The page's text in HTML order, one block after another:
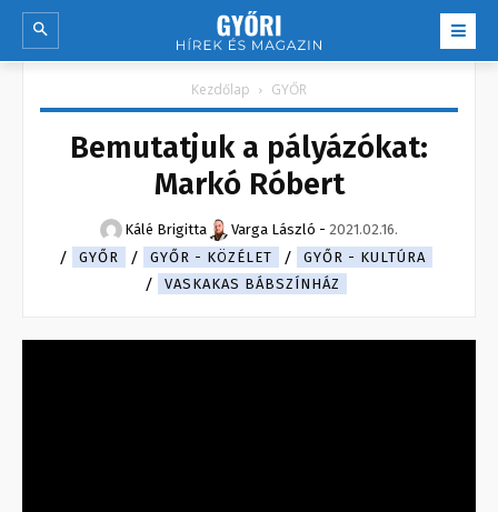
Kezdőlap GYŐR
Bemutatjuk a pályázókat:
Markó Róbert
Kálé Brigitta Varga László - 2021.02.16.
GYŐR
GYŐR - KÖZÉLET
GYŐR - KULTÚRA
VASKAKAS BÁBSZÍNHÁZ